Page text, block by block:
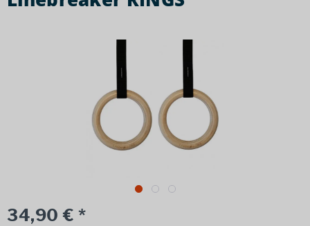
34,90 € *